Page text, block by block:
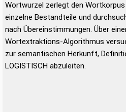
Wortwurzel zerlegt den Wortkorpus
einzelne Bestandteile und
nach Übereinstimmungen. Über
Wortextraktions-Algorithmus
zur semantischen Herkunft,
LOGISTISCH abzuleiten.